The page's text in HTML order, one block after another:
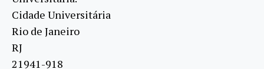
Cidade Universitária
Rio de Janeiro
RJ
21941-918